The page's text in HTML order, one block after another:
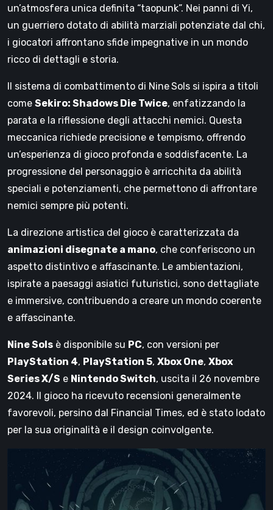
un’atmosfera unica definita “taopunk”. Nei panni di Yi,
un guerriero dotato di abilità marziali potenziate dal chi,
i giocatori affrontano sfide impegnative in un mondo
ricco di dettagli e storia.
Il sistema di combattimento di NineSols si ispira a titoli
come Sekiro: Shadows Die Twice, enfatizzando la
parata e la riflessione degli attacchi nemici. Questa
meccanica richiede precisione e tempismo, offrendo
un’esperienza di gioco profonda e soddisfacente. La
progressione del personaggio è arricchita da abilità
speciali e potenziamenti, che permettono di affrontare
nemici sempre più potenti.
La direzione artistica del gioco è caratterizzata da
animazioni disegnate a mano, che conferiscono un
aspetto distintivo e affascinante. Le ambientazioni,
ispirate a paesaggi asiatici futuristici, sono dettagliate
e immersive, contribuendo a creare un mondo coerente
e affascinante.
Nine Sols è disponibile su PC, con versioni per
PlayStation 4, PlayStation 5, Xbox One, Xbox
Series X/S e Nintendo Switch, uscita il 26 novembre
2024. Il gioco ha ricevuto recensioni generalmente
favorevoli, persino dal Financial Times, ed è stato lodato
per la sua originalità e il design coinvolgente.